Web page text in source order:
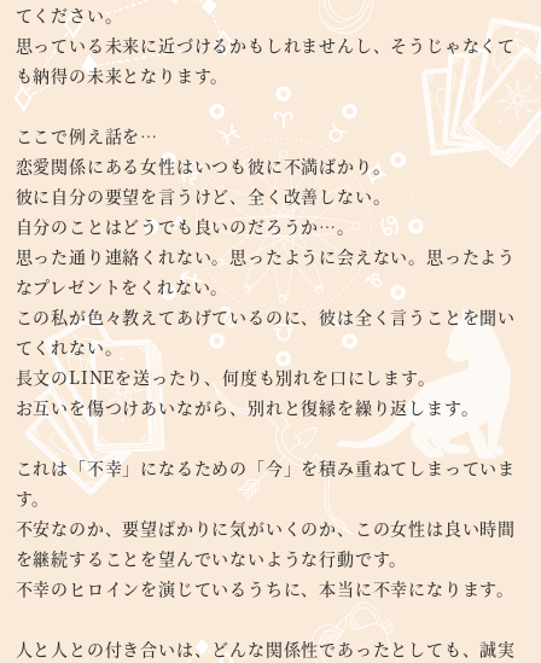
てください。
思っている未来に近づけるかもしれませんし、そうじゃなくて
も納得の未来となります。
ここで例え話を…
恋愛関係にある女性はいつも彼に不満ばかり。
彼に自分の要望を言うけど、全く改善しない。
自分のことはどうでも良いのだろうか…。
思った通り連絡くれない。思ったように会えない。思ったよう
なプレゼントをくれない。
この私が色々教えてあげているのに、彼は全く言うことを聞い
てくれない。
長文のLINEを送ったり、何度も別れを口にします。
お互いを傷つけあいながら、別れと復縁を繰り返します。
これは「不幸」になるための「今」を積み重ねてしまっていま
す。
不安なのか、要望ばかりに気がいくのか、この女性は良い時間
を継続することを望んでいないような行動です。
不幸のヒロインを演じているうちに、本当に不幸になります。
人と人との付き合いは、どんな関係性であったとしても、誠実